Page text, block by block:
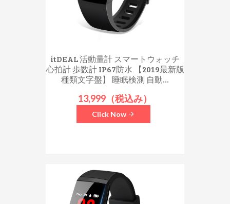
itDEAL 活動量計 スマートウォッチ
心拍計 歩数計 IP67防水 【2019最新版
種類文字盤】 睡眠検測 自動...
13,999（税込み）
Click Now